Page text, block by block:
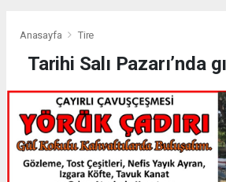
Anasayfa Tire
Tarihi Salı Pazarı’nda